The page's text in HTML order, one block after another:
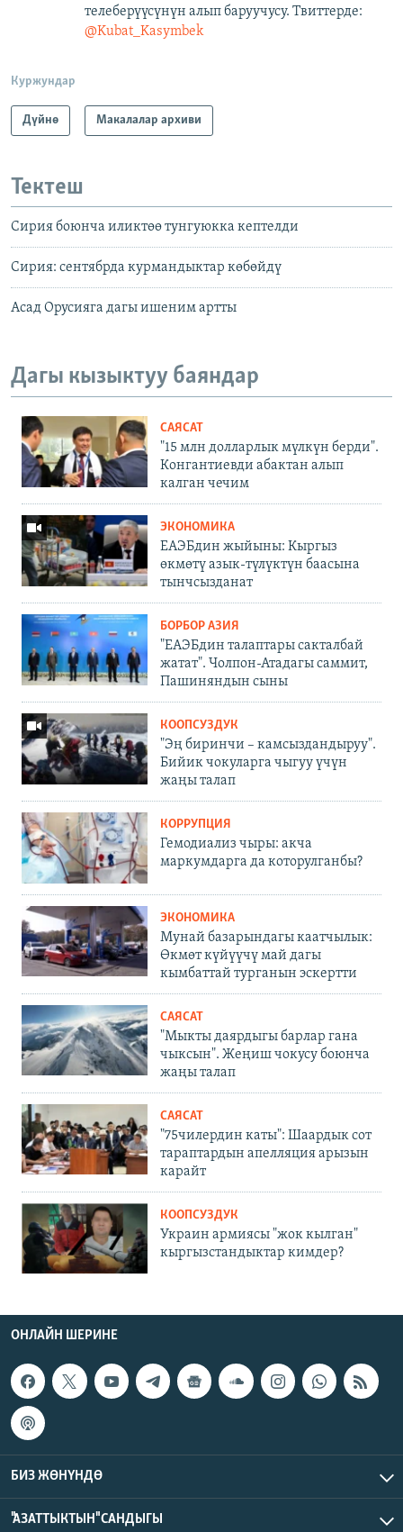
телеберүүсүнүн алып баруучусу. Твиттерде:
@Kubat_Kasymbek
Куржундар
Дүйнө Макалалар архиви
Тектеш
Сирия боюнча иликтөө тунгуюкка кептелди
Сирия: сентябрда курмандыктар көбөйдү
Асад Орусияга дагы ишеним артты
Дагы кызыктуу баяндар
САЯСАТ
"15 млн долларлык мүлкүн берди".
Конгантиевди абактан алып
калган чечим
ЭКОНОМИКА
ЕАЭБдин жыйыны: Кыргыз
өкмөтү азык-түлүктүн баасына
тынчсызданат
БОРБОР АЗИЯ
"ЕАЭБдин талаптары сакталбай
жатат". Чолпон-Атадагы саммит,
Пашиняндын сыны
КООПСУЗДУК
"Эң биринчи – камсыздандыруу".
Бийик чокуларга чыгуу үчүн
жаңы талап
КОРРУПЦИЯ
Гемодиализ чыры: акча
маркумдарга да которулганбы?
ЭКОНОМИКА
Мунай базарындагы каатчылык:
Өкмөт күйүүчү май дагы
кымбаттай турганын эскертти
САЯСАТ
"Мыкты даярдыгы барлар гана
чыксын". Жеңиш чокусу боюнча
жаңы талап
САЯСАТ
"75чилердин каты": Шаардык сот
тараптардын апелляция арызын
карайт
КООПСУЗДУК
Украин армиясы "жок кылган"
кыргызстандыктар кимдер?
ОНЛАЙН ШЕРИНЕ
БИЗ ЖӨНҮНДӨ
"АЗАТТЫКТЫН" САНДЫГЫ